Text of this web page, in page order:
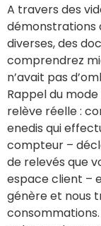
A travers des
démonstrations
diverses, des
comprendrez
n’avait pas
Rappel du
relève réelle :
enedis qui
compteur –
de relevés que
espace client –
génère et nous